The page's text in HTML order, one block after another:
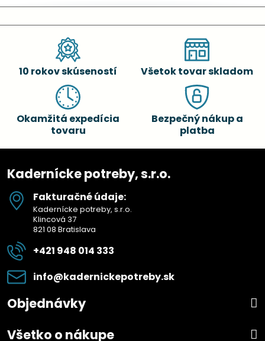
10 rokov skúseností Všetok tovar skladom
Okamžitá expedícia
tovaru
Bezpečný nákup a
platba
Kadernícke potreby, s.r.o.
Fakturačné údaje:
Kadernícke potreby, s.r.o.
Klincová 37
821 08 Bratislava
+421 948 014 333
info​@kadernickepotreby​.sk
Objednávky
Všetko o nákupe